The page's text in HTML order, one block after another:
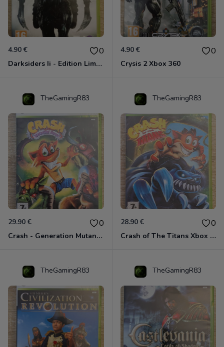
4.90 € 0
Darksiders Ii - Edition Limitée Xbox 360
4.90 € 0
Crysis 2 Xbox 360
TheGamingR83
29.90 € 0
Crash - Generation Mutant Xbox 360
TheGamingR83
28.90 € 0
Crash of The Titans Xbox 360
TheGamingR83 TheGamingR83